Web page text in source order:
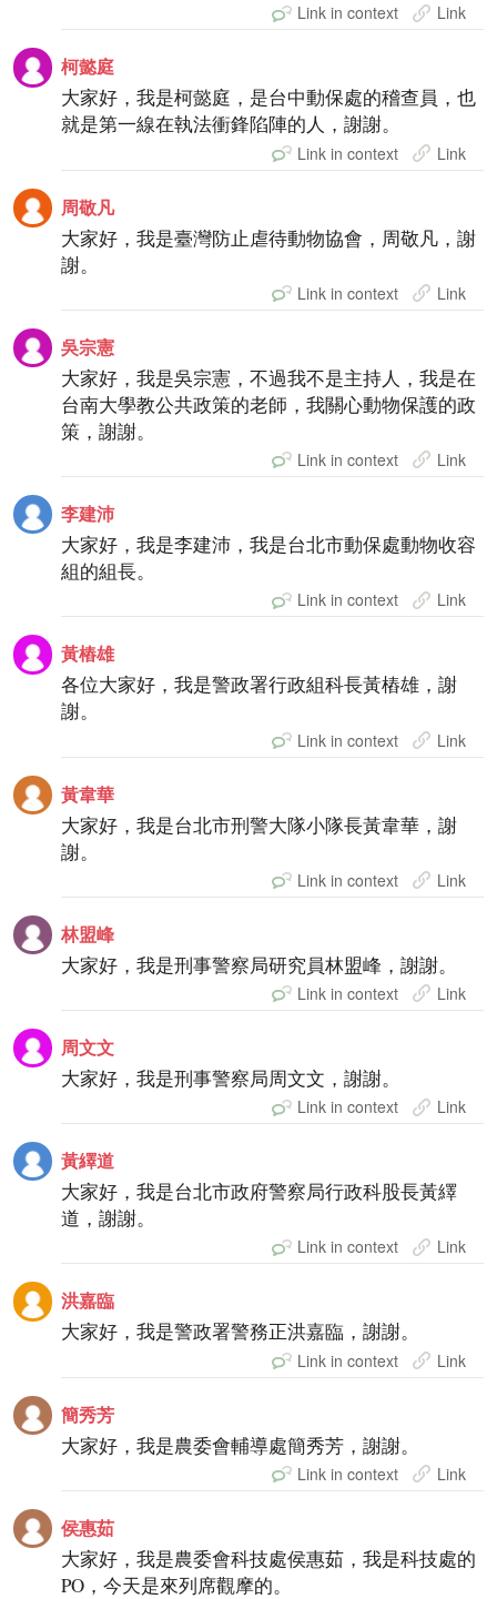
Link in context Link
柯懿庭
大家好，我是柯懿庭，是台中動保處的稽查員，也
就是第一線在執法衝鋒陷陣的人，謝謝。
Link in context Link
周敬凡
大家好，我是臺灣防止虐待動物協會，周敬凡，謝
謝。
Link in context Link
吳宗憲
大家好，我是吳宗憲，不過我不是主持人，我是在
台南大學教公共政策的老師，我關心動物保護的政
策，謝謝。
Link in context Link
李建沛
大家好，我是李建沛，我是台北市動保處動物收容
組的組長。
Link in context Link
黃樁雄
各位大家好，我是警政署行政組科長黃樁雄，謝
謝。
Link in context Link
黃韋華
大家好，我是台北市刑警大隊小隊長黃韋華，謝
謝。
Link in context Link
林盟峰
大家好，我是刑事警察局研究員林盟峰，謝謝。
Link in context Link
周文文
大家好，我是刑事警察局周文文，謝謝。
Link in context Link
黃繹道
大家好，我是台北市政府警察局行政科股長黃繹
道，謝謝。
Link in context Link
洪嘉臨
大家好，我是警政署警務正洪嘉臨，謝謝。
Link in context Link
簡秀芳
大家好，我是農委會輔導處簡秀芳，謝謝。
Link in context Link
侯惠茹
大家好，我是農委會科技處侯惠茹，我是科技處的
PO，今天是來列席觀摩的。